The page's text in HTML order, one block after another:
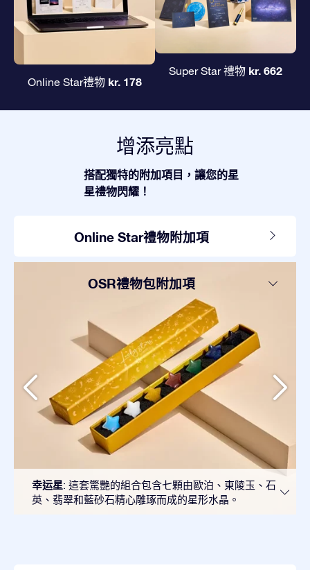
Online Star禮物 kr. 178
Super Star 禮物 kr. 662
增添亮點
搭配獨特的附加項目，讓您的星
星禮物閃耀！
Online Star禮物附加項
OSR禮物包附加項
幸运星: 這套驚艷的組合包含七顆由歐泊、東陵玉、石
英、翡翠和藍砂石精心雕琢而成的星形水晶。